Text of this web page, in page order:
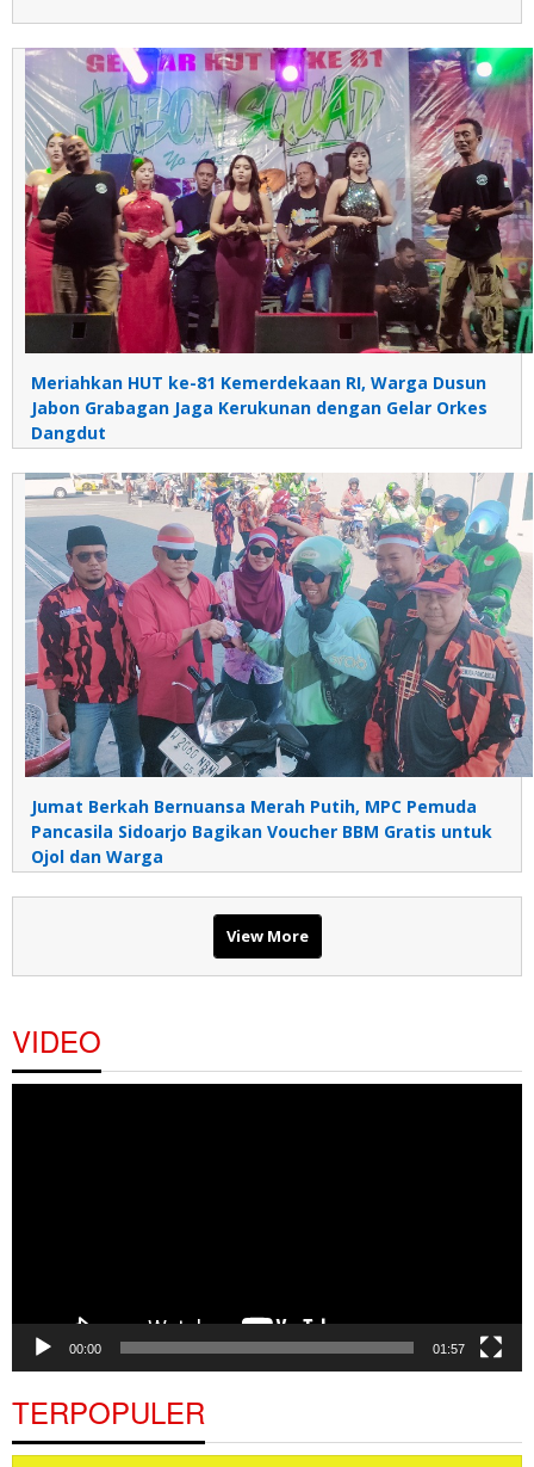
Meriahkan HUT ke-81 Kemerdekaan RI, Warga Dusun
Jabon Grabagan Jaga Kerukunan dengan Gelar Orkes
Dangdut
Jumat Berkah Bernuansa Merah Putih, MPC Pemuda
Pancasila Sidoarjo Bagikan Voucher BBM Gratis untuk
Ojol dan Warga
View More
VIDEO
00:00 01:57
TERPOPULER